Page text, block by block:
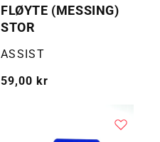
FLØYTE (MESSING)
STOR
Selger:
ASSIST
Vanlig
59,00 kr